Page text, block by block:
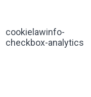
cookielawinfo-
checkbox-analytics